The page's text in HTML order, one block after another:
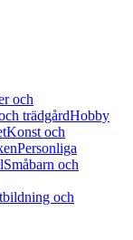
och
trädgårdHobby
Konst och
Personliga
Småbarn och
och